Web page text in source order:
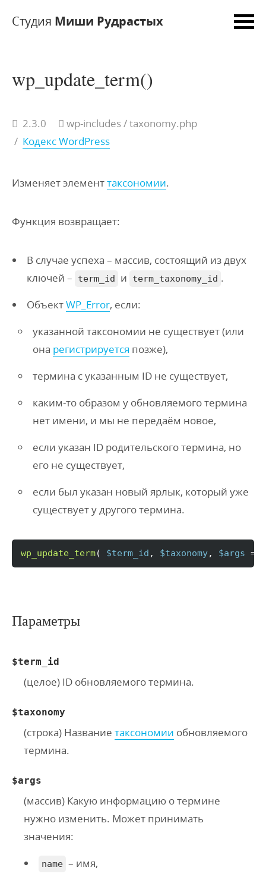
Студия Миши Рудрастых
wp_update_term()
2.3.0
wp-includes / taxonomy.php
/ Кодекс WordPress
Изменяет элементтаксономии.
Функция возвращает:
В случае успеха – массив, состоящий из двух
ключей –
term_id и term_taxonomy_id .
ОбъектWP_Error, если:
указанной таксономии не существует (или
она регистрируется позже),
термина с указанным ID не существует,
каким-то образом у обновляемого термина
нет имени, и мы не передаём новое,
если указан ID родительского термина, но
его не существует,
если был указан новый ярлык, который уже
существует у другого термина.
wp_update_term( $term_id , $taxonomy, $args =
Параметры
$term_id
(целое) ID обновляемого термина.
$taxonomy
(строка) Название таксономии обновляемого
термина.
$args
(массив) Какую информацию о термине
нужно изменить. Может принимать
значения:
name – имя,